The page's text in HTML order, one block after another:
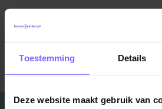
Toestemming Details
Deze website maakt gebruik van
Terug naar